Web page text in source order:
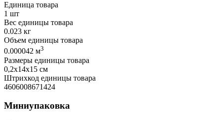
Единица товара
1 шт
Вес единицы товара
0.023 кг
Объем единицы товара
0.000042 м3
Размеры единицы товара
0,2х14х15 см
Штрихкод единицы товара
4606008671424
Миниупаковка